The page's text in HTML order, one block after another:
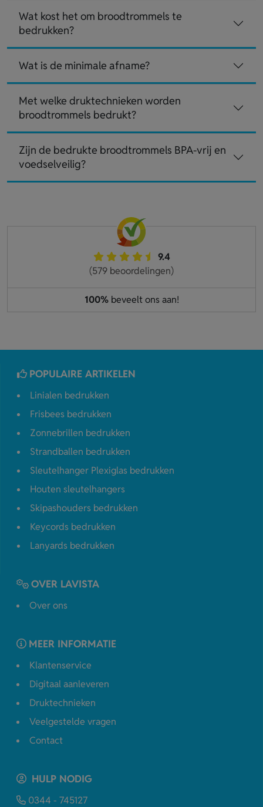
Wat kost het om broodtrommels te
bedrukken?
Wat is de minimale afname?
Met welke druktechnieken worden
broodtrommels bedrukt?
Zijn de bedrukte broodtrommels BPA-vrij en
voedselveilig?
9.4
(579 beoordelingen)
100%beveelt ons aan!
POPULAIRE ARTIKELEN
Linialen bedrukken
Frisbees bedrukken
Zonnebrillen bedrukken
Strandballen bedrukken
Sleutelhanger Plexiglas bedrukken
Houten sleutelhangers
Skipashouders bedrukken
Keycords bedrukken
Lanyards bedrukken
OVER LAVISTA
Over ons
MEER INFORMATIE
Klantenservice
Digitaal aanleveren
Druktechnieken
Veelgestelde vragen
Contact
HULP NODIG
0344 - 745127